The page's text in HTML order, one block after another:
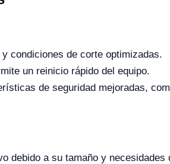
condiciones de corte optimizadas.
un reinicio rápido del equipo.
de seguridad mejoradas,
debido a su tamaño y necesidades